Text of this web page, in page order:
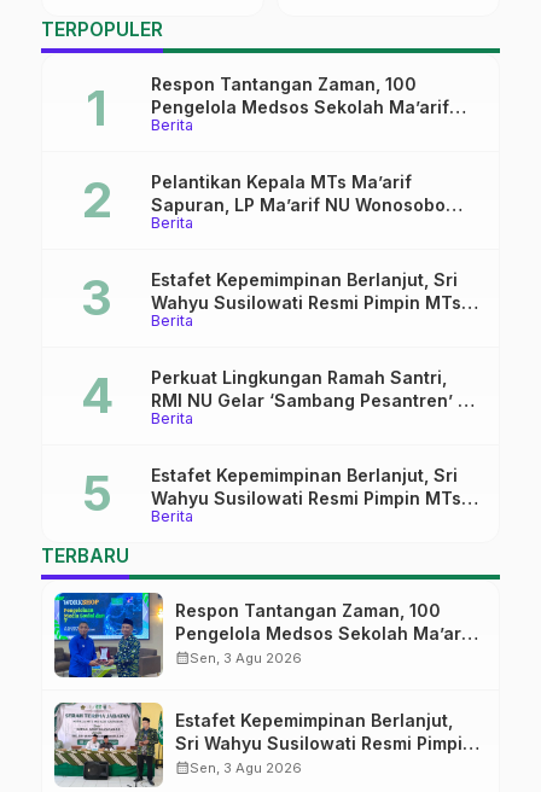
TERPOPULER
Berita
Respon Tantangan Zaman, 100
Pengelola Medsos Sekolah Ma’arif
Pekalongan Ikuti Pelatihan Literasi
Berita
Pelantikan Kepala MTs Ma’arif
Sapuran, LP Ma’arif NU Wonosobo
Tekankan Lima Amanah
Berita
Estafet Kepemimpinan Berlanjut, Sri
Wahyu Susilowati Resmi Pimpin MTs
Ma’arif Sapuran
Berita
Perkuat Lingkungan Ramah Santri,
RMI NU Gelar ‘Sambang Pesantren’ di
Pati
Berita
Estafet Kepemimpinan Berlanjut, Sri
Wahyu Susilowati Resmi Pimpin MTs
Ma’arif Sapuran
TERBARU
Respon Tantangan Zaman, 100
Pengelola Medsos Sekolah Ma’arif
Pekalongan Ikuti Pelatihan Literasi
calendar_monthSen, 3 Agu 2026
Estafet Kepemimpinan Berlanjut,
Sri Wahyu Susilowati Resmi Pimpin
MTs Ma’arif Sapuran
calendar_monthSen, 3 Agu 2026